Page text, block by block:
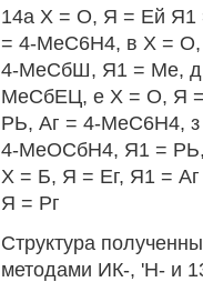
14а X = О, Я = Ей
= 4-МеС6Н4, в X =
4-МеСбШ, Я1 = Ме,
МеСбЕЦ, е X = О, Я
РЬ, Аг = 4-МеС6Н4,
4-МеОСбН4, Я1 =
X = Б, Я = Ег, Я1 =
Я = Рг
Структура
методами ИК-, 'Н- и